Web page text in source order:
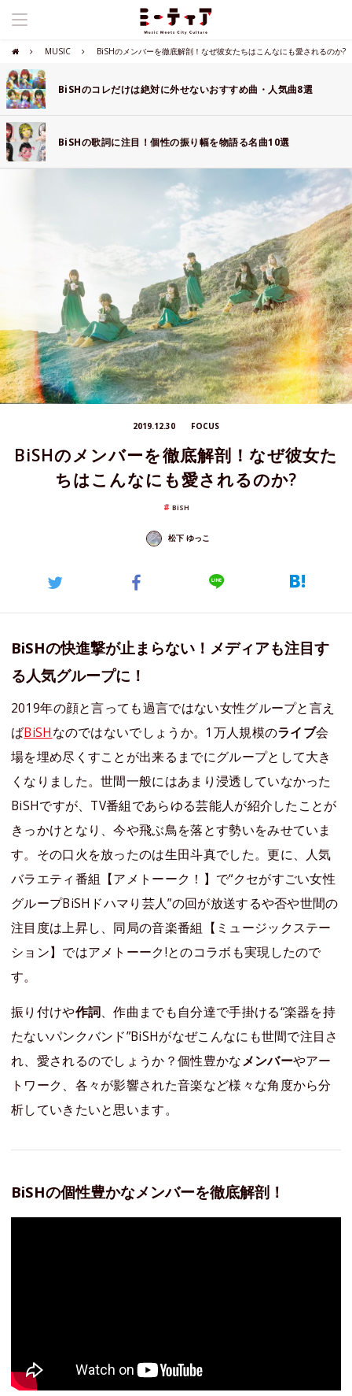
MUSIC BiSHのメンバーを徹底解剖！なぜ彼女たちはこんなにも愛されるのか?
BiSHのコレだけは絶対に外せないおすすめ曲・人気曲8選
BiSHの歌詞に注目！個性の振り幅を物語る名曲10選
2019.12.30 FOCUS
BiSHのメンバーを徹底解剖！なぜ彼女た
ちはこんなにも愛されるのか?
BiSH
松下 ゆっこ
BiSHの快進撃が止まらない！メディアも注目す
る人気グループに！
2019年の顔と言っても過言ではない女性グループと言え
ばBiSHなのではないでしょうか。1万人規模のライブ会
場を埋め尽くすことが出来るまでにグループとして大き
くなりました。世間一般にはあまり浸透していなかった
BiSHですが、TV番組であらゆる芸能人が紹介したことが
きっかけとなり、今や飛ぶ鳥を落とす勢いをみせていま
す。その口火を放ったのは生田斗真でした。更に、人気
バラエティ番組【アメトーーク！】で“クセがすごい女性
グループBiSHドハマり芸人”の回が放送するや否や世間の
注目度は上昇し、同局の音楽番組【ミュージックステー
ション】ではアメトーーク!とのコラボも実現したので
す。
振り付けや作詞、作曲までも自分達で手掛ける“楽器を持
たないパンクバンド”BiSHがなぜこんなにも世間で注目さ
れ、愛されるのでしょうか？個性豊かなメンバーやアー
トワーク、各々が影響された音楽など様々な角度から分
析していきたいと思います。
BiSHの個性豊かなメンバーを徹底解剖！